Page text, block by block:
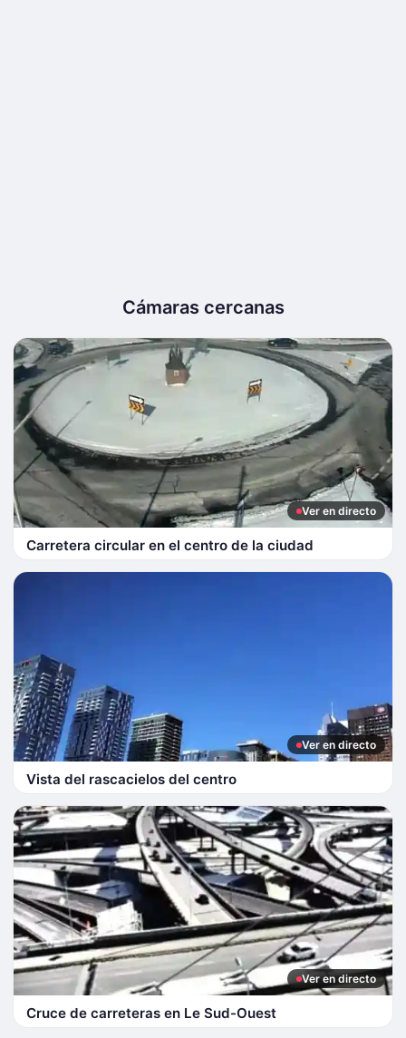
Cámaras cercanas
Ver en directo
Carretera circular en el centro de la ciudad
Ver en directo
Vista del rascacielos del centro
Ver en directo
Cruce de carreteras en Le Sud-Ouest